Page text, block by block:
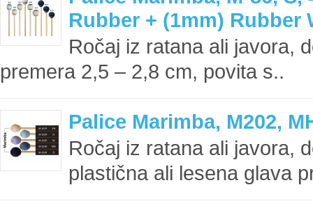
Rubber + (1mm) Rubber
Ročaj iz ratana ali javora,
premera 2,5 – 2,8 cm, povita s..
Palice Marimba, M202,
Ročaj iz ratana ali javora,
plastična ali lesena glava